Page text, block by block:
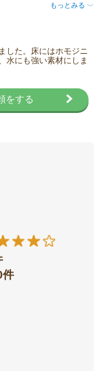
もっとみる 〈
した。床にはホモジニ
水にも強い素材にしま
をする
件